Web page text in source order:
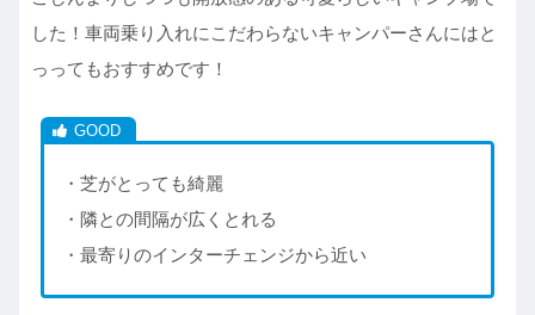
した！車両乗り入れにこだわらないキャンパーさんにはと
っってもおすすめです！
・芝がとっても綺麗
・隣との間隔が広くとれる
・最寄りのインターチェンジから近い